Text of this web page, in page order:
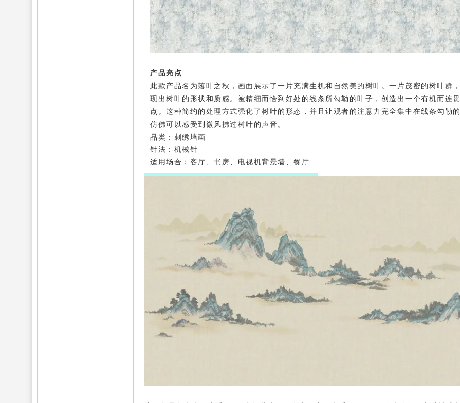
产品亮点
此款产品名为落叶之秋， 画面展示了一片充满生机和自然美的树叶。一片茂密的树叶群
现出树叶的形状和质感。被精细而恰到好处的线条所勾勒的叶子，创造出一个有机而连
点。这种简约的处理方式强化了树叶的形态，并且让观者的注意力完全集中在线条勾勒
仿佛可以感受到微风拂过树叶的声音。
品类：刺绣墙画
针法：机械针
适用场合：客厅、书房、电视机背景墙、餐厅